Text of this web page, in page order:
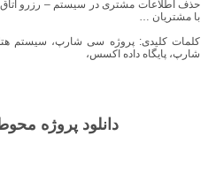
حذف اطلاعات مشتری در سیستم – رزرو
با مشتریان …
کلمات کلیدی: پروژه سی شارپ، سیستم
شارپ، پایگاه داده اکسس،